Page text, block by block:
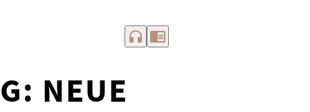
headphones chrome_reader_mode
NEUE